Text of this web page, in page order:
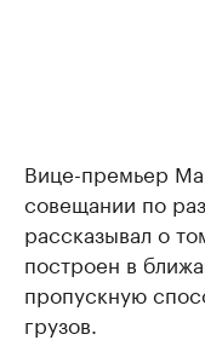
Вице-премьер
совещании по
рассказывал о
построен в
пропускную
грузов.